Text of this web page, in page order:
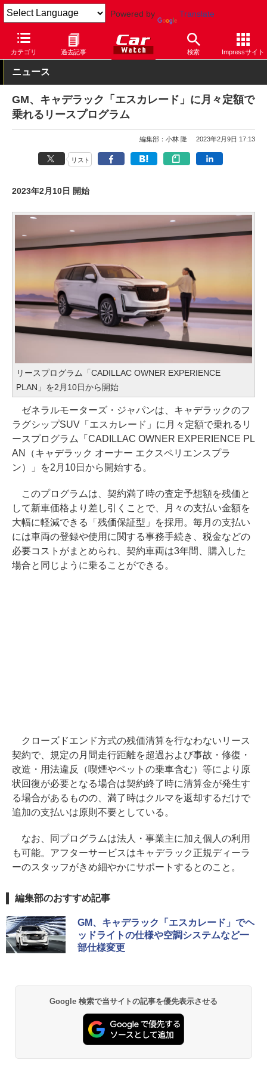
Powered by Translate
カテゴリ 過去記事 検索 Impressサイト
Car Watch 自動車 キャデラック 乗用車
ニュース
GM、キャデラック「エスカレード」に月々定額で
乗れるリースプログラム
編集部：小林 隆 2023年2月9日 17:13
リスト
2023年2月10日 開始
リースプログラム「CADILLAC OWNER EXPERIENCE
PLAN」を2月10日から開始
ゼネラルモーターズ・ジャパンは、キャデラックのフ
ラグシップSUV「エスカレード」に月々定額で乗れるリ
ースプログラム「CADILLAC OWNER EXPERIENCE PL
AN（キャデラック オーナー エクスペリエンスプラ
ン）」を2月10日から開始する。
このプログラムは、契約満了時の査定予想額を残価と
して新車価格より差し引くことで、月々の支払い金額を
大幅に軽減できる「残価保証型」を採用。毎月の支払い
には車両の登録や使用に関する事務手続き、税金などの
必要コストがまとめられ、契約車両は3年間、購入した
場合と同じように乗ることができる。
クローズドエンド方式の残価清算を行なわないリース
契約で、規定の月間走行距離を超過および事故・修復・
改造・用法違反（喫煙やペットの乗車含む）等により原
状回復が必要となる場合は契約終了時に清算金が発生す
る場合があるものの、満了時はクルマを返却するだけで
追加の支払いは原則不要としている。
なお、同プログラムは法人・事業主に加え個人の利用
も可能。アフターサービスはキャデラック正規ディーラ
ーのスタッフがきめ細やかにサポートするとのこと。
編集部のおすすめ記事
GM、キャデラック「エスカレード」でヘ
ッドライトの仕様や空調システムなど一
部仕様変更
Google 検索で当サイトの記事を優先表示させる